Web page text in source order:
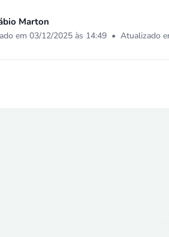
Marton
em 03/12/2025 às 14:49 • Atualizado